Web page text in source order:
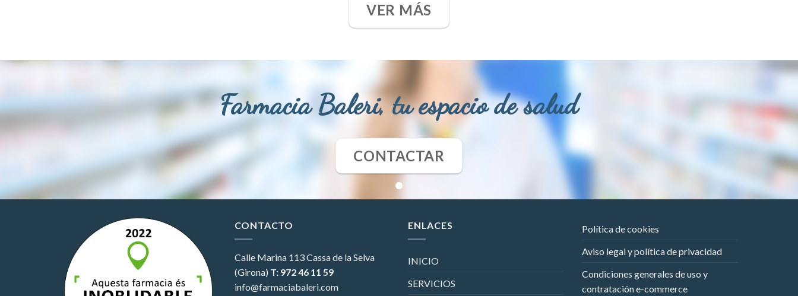
VER MÁS
Farmacia Baleri, tu espacio de salud
CONTACTAR
CONTACTO
Calle Marina 113Cassa de la Selva
(Girona) T: 972 46 11 59
info@farmaciabaleri.com
ENLACES
INICIO
SERVICIOS
Política de cookies
Aviso legal y política de privacidad
Condiciones generales de uso y
contratación e-commerce